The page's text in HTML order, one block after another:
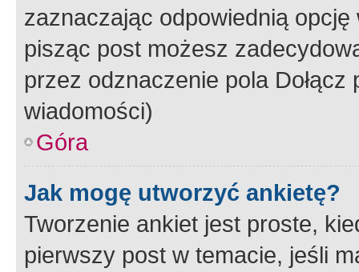
zaznaczając odpowiednią
pisząc post możesz
przez odznaczenie pola
wiadomości)
Góra
Jak mogę utworzyć ankietę?
Tworzenie ankiet jest proste,
pierwszy post w temacie, jeśli